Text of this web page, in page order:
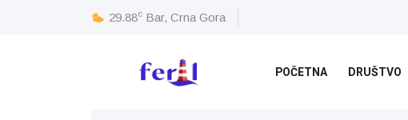
29.88c Bar, Crna Gora
POČETNA DRUŠTVO